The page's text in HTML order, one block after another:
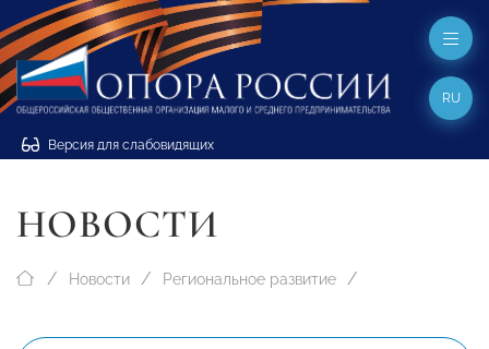
Версия для слабовидящих
RU
НОВОСТИ
Новости Региональное развитие